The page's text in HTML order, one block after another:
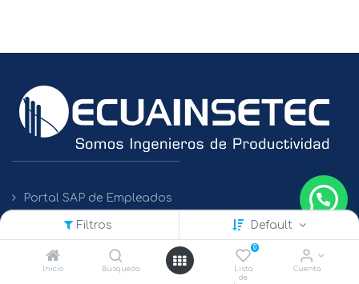
Filtros Default
Inicio Búsqueda
0
Lista
de
Cuenta
Portal SAP de Empleados
Políticas de Protección de Datos